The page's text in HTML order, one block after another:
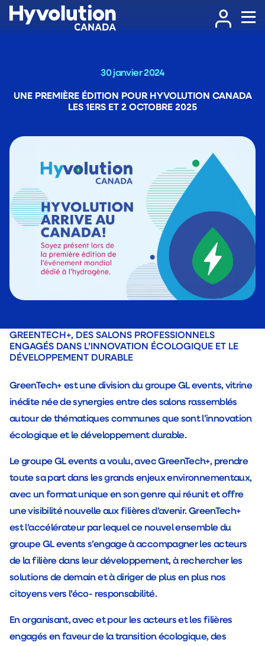
30 janvier 2024
UNE PREMIÈRE ÉDITION POUR HYVOLUTION CANADA
LES 1ERS ET 2 OCTOBRE 2025
GREENTECH+, DES SALONS PROFESSIONNELS
ENGAGÉS DANS L’INNOVATION ÉCOLOGIQUE ET LE
DÉVELOPPEMENT DURABLE
GreenTech+ est une division du groupe GL events, vitrine
inédite née de synergies entre des salons rassemblés
autour de thématiques communes que sont l’innovation
écologique et le développement durable.
Le groupe GL events a voulu, avec GreenTech+, prendre
toute sa part dans les grands enjeux environnementaux,
avec un format unique en son genre qui réunit et offre
une visibilité nouvelle aux filières d’avenir. GreenTech+
est l’accélérateur par lequel ce nouvel ensemble du
groupe GL events s’engage à accompagner les acteurs
de la filière dans leur développement, à rechercher les
solutions de demain et à diriger de plus en plus nos
citoyens vers l’éco- responsabilité.
En organisant, avec et pour les acteurs et les filières
engagés en faveur de la transition écologique, des